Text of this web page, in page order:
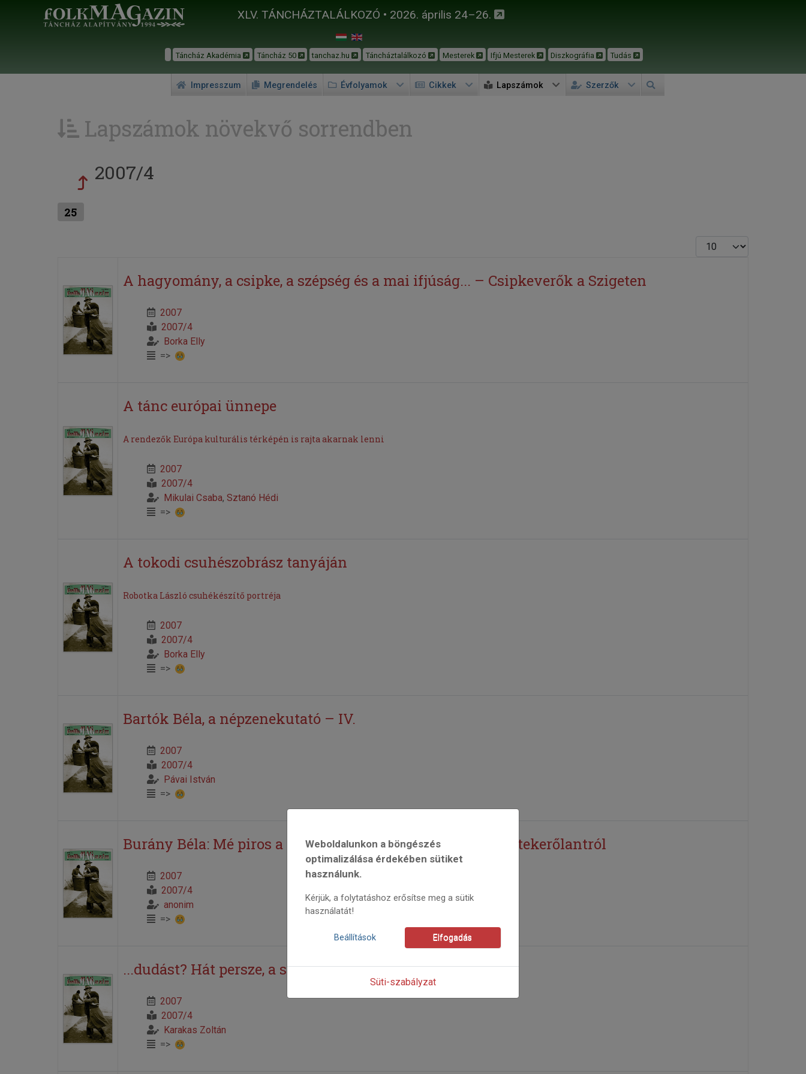
XLV. TÁNCHÁZTALÁLKOZÓ • 2026. április 24–26.
Táncház Akadémia Táncház 50 tanchaz.hu Táncháztalálkozó Mesterek Ifjú Mesterek Diszkográfia Tudás
Impresszum Megrendelés Évfolyamok Cikkek Lapszámok Szerzők
Lapszámok növekvő sorrendben
2007/4
25
Tételek #
A hagyomány, a csipke, a szépség és a mai ifjúság... – Csipkeverők a Szigeten
2007
2007/4
Borka Elly
=>
A tánc európai ünnepe
A rendezők Európa kulturális térképén is rajta akarnak lenni
2007
2007/4
Mikulai Csaba, Sztanó Hédi
=>
A tokodi csuhészobrász tanyáján
Robotka László csuhékészítő portréja
2007
2007/4
Borka Elly
=>
Bartók Béla, a népzenekutató – IV.
2007
2007/4
Pávai István
=>
Burány Béla: Mé piros a gólya csőre? – Hankóczi Gyula: A tekerőlantról
2007
2007/4
anonim
=>
...dudást? Hát persze, a szomszédban lakott!
2007
2007/4
Karakas Zoltán
=>
Weboldalunkon a böngészés
optimalizálása érdekében sütiket
használunk.
Kérjük, a folytatáshoz erősítse meg a sütik
használatát!
Beállítások Elfogadás
Süti-szabályzat